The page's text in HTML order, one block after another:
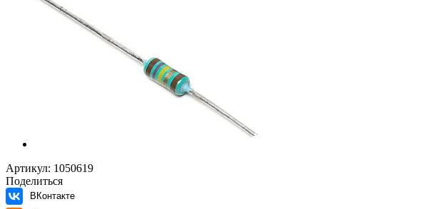
Артикул: 1050619
Поделиться
ВКонтакте